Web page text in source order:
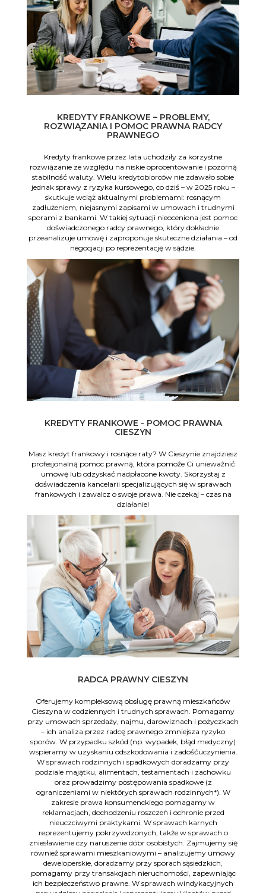
KREDYTY FRANKOWE – PROBLEMY,
ROZWIĄZANIA I POMOC PRAWNA RADCY
PRAWNEGO
Kredyty frankowe przez lata uchodziły za korzystne
rozwiązanie ze względu na niskie oprocentowanie i pozorną
stabilność waluty. Wielu kredytobiorców nie zdawało sobie
jednak sprawy z ryzyka kursowego, co dziś – w 2025 roku –
skutkuje wciąż aktualnymi problemami: rosnącym
zadłużeniem, niejasnymi zapisami w umowach i trudnymi
sporami z bankami. W takiej sytuacji nieoceniona jest pomoc
doświadczonego radcy prawnego, który dokładnie
przeanalizuje umowę i zaproponuje skuteczne działania – od
negocjacji po reprezentację w sądzie.
KREDYTY FRANKOWE - POMOC PRAWNA
CIESZYN
Masz kredyt frankowy i rosnące raty? W Cieszynie znajdziesz
profesjonalną pomoc prawną, która pomoże Ci unieważnić
umowę lub odzyskać nadpłacone kwoty. Skorzystaj z
doświadczenia kancelarii specjalizujących się w sprawach
frankowych i zawalcz o swoje prawa. Nie czekaj – czas na
działanie!
RADCA PRAWNY CIESZYN
Oferujemy kompleksową obsługę prawną mieszkańców
Cieszyna w codziennych i trudnych sprawach. Pomagamy
przy umowach sprzedaży, najmu, darowiznach i pożyczkach
– ich analiza przez radcę prawnego zmniejsza ryzyko
sporów. W przypadku szkód (np. wypadek, błąd medyczny)
wspieramy w uzyskaniu odszkodowania i zadośćuczynienia.
W sprawach rodzinnych i spadkowych doradzamy przy
podziale majątku, alimentach, testamentach i zachowku
oraz prowadzimy postępowania spadkowe (z
ograniczeniami w niektórych sprawach rodzinnych*). W
zakresie prawa konsumenckiego pomagamy w
reklamacjach, dochodzeniu roszczeń i ochronie przed
nieuczciwymi praktykami. W sprawach karnych
reprezentujemy pokrzywdzonych, także w sprawach o
zniesławienie czy naruszenie dóbr osobistych. Zajmujemy się
również sprawami mieszkaniowymi – analizujemy umowy
deweloperskie, doradzamy przy sporach sąsiedzkich,
pomagamy przy transakcjach nieruchomości, zapewniając
ich bezpieczeństwo prawne. W sprawach windykacyjnych